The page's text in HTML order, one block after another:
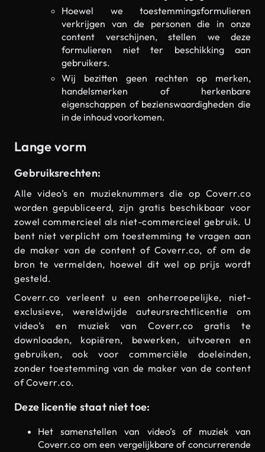
Hoewel we toestemmingsformulieren
verkrijgen van de personen die in onze
content verschijnen, stellen we deze
formulieren niet ter beschikking aan
gebruikers.
Wij bezitten geen rechten op merken,
handelsmerken of herkenbare
eigenschappen of bezienswaardigheden die
in de inhoud voorkomen.
Lange vorm
Gebruiksrechten:
Alle video’s en muzieknummers die op Coverr.co
worden gepubliceerd, zijn gratis beschikbaar voor
zowel commercieel als niet-commercieel gebruik. U
bent niet verplicht om toestemming te vragen aan
de maker van de content of Coverr.co, of om de
bron te vermelden, hoewel dit wel op prijs wordt
gesteld.
Coverr.co verleent u een onherroepelijke, niet-
exclusieve, wereldwijde auteursrechtlicentie om
video’s en muziek van Coverr.co gratis te
downloaden, kopiëren, bewerken, uitvoeren en
gebruiken, ook voor commerciële doeleinden,
zonder toestemming van de maker van de content
of Coverr.co.
Deze licentie staat niet toe:
Het samenstellen van video’s of muziek van
Coverr.co om een ​​vergelijkbare of concurrerende